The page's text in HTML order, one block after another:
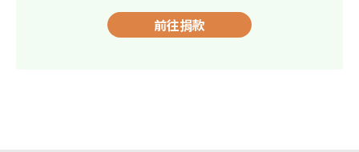
前往捐款